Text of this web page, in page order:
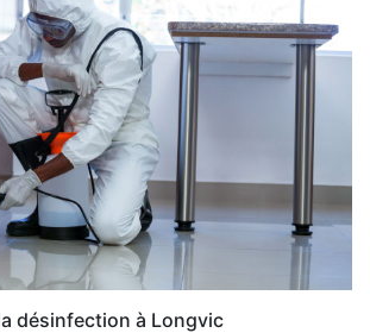
désinfection à Longvic